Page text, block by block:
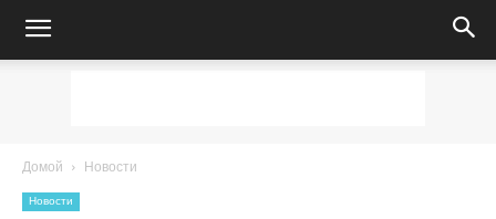
Домой Новости
Новости